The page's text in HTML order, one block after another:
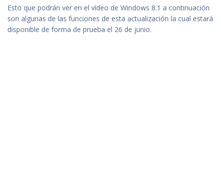
Esto que podrán ver en el vídeo de Windows 8.1 a continuación
son algunas de las funciones de esta actualización la cual estará
disponible de forma de prueba el 26 de junio.